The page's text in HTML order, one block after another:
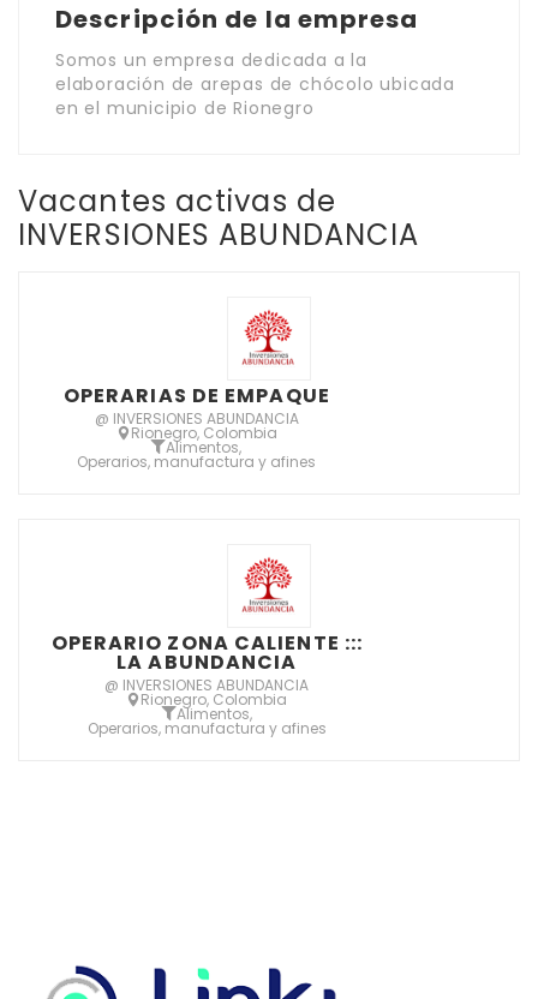
Descripción de la empresa
Somos un empresa dedicada a la
elaboración de arepas de chócolo ubicada
en el municipio de Rionegro
Vacantes activas de
INVERSIONES ABUNDANCIA
OPERARIAS DE EMPAQUE
@ INVERSIONES ABUNDANCIA
Rionegro, Colombia
Alimentos,
Operarios, manufactura y afines
OPERARIO ZONA CALIENTE :::
LA ABUNDANCIA
@ INVERSIONES ABUNDANCIA
Rionegro, Colombia
Alimentos,
Operarios, manufactura y afines